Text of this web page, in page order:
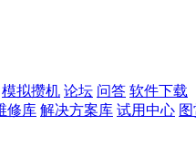
模拟攒机 论坛 问答 软件下载
修库 解决方案库 试用中心